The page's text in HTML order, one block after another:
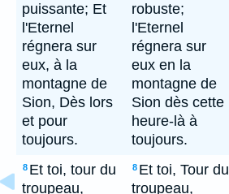
puissante; Et
l'Eternel
régnera sur
eux, à la
montagne de
Sion, Dès lors
et pour
toujours.
robuste;
l'Eternel
régnera sur
eux en la
montagne de
Sion dès cette
heure-là à
toujours.
8 Et toi, tour du
troupeau,
8 Et toi, Tour du
troupeau,